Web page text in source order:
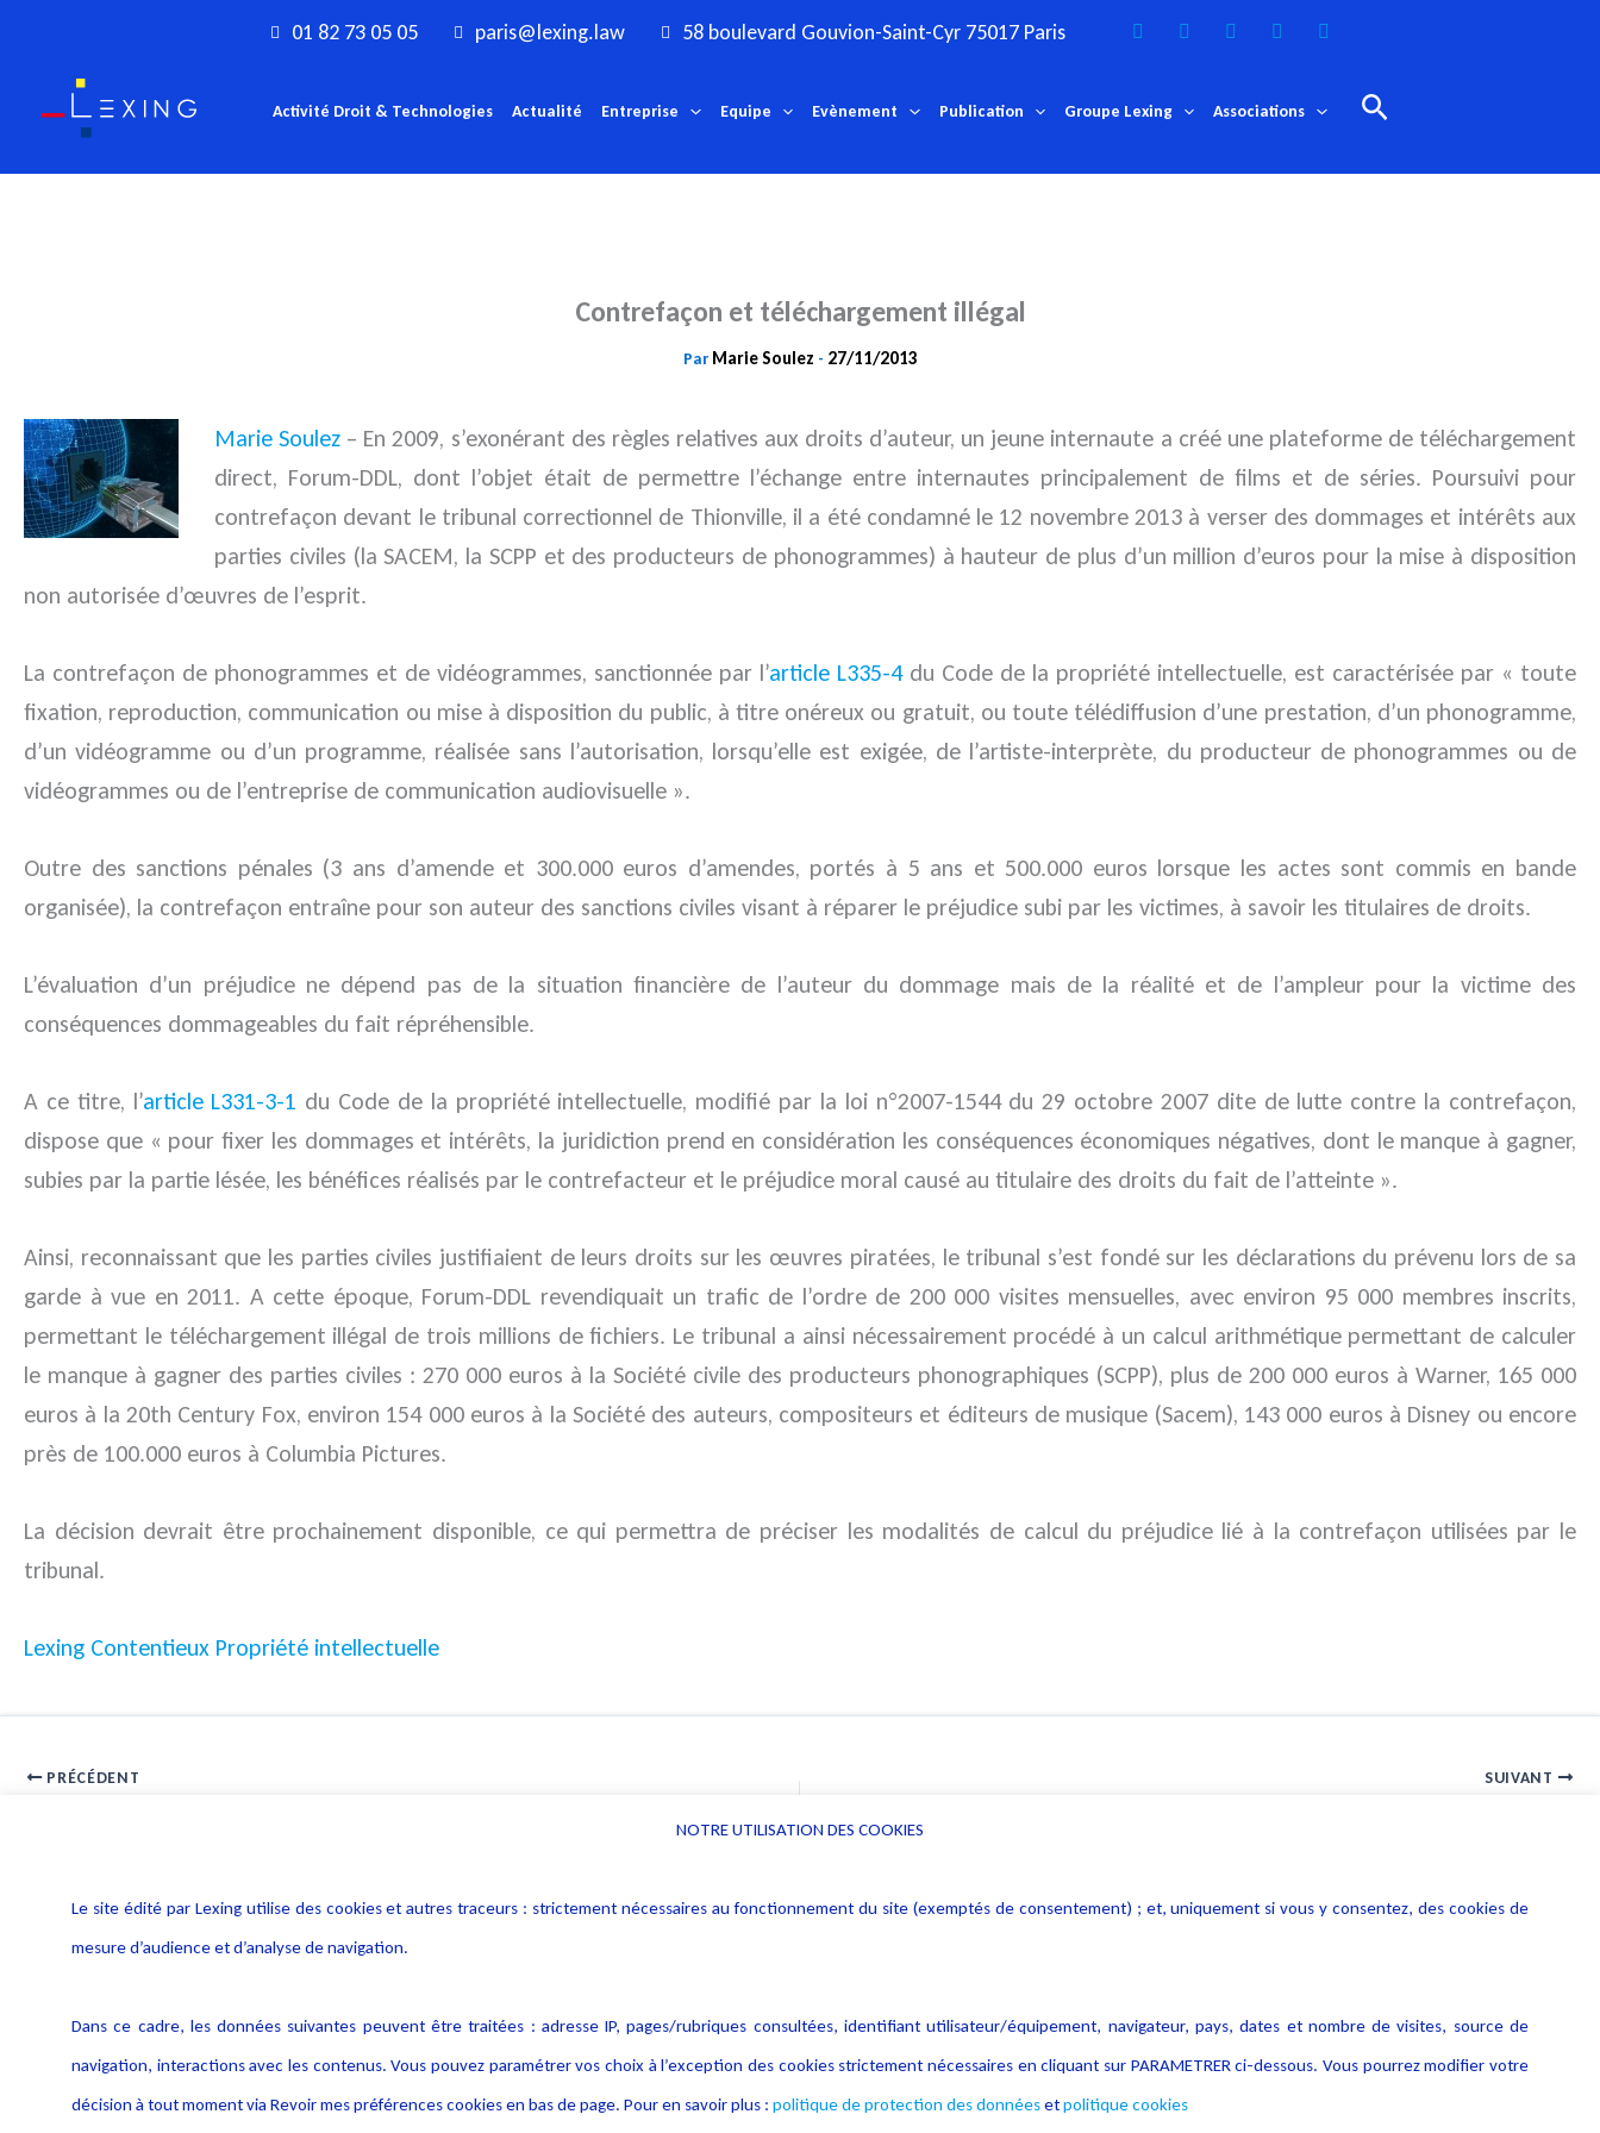
contenu
01 82 73 05 05 paris@lexing.law 58 boulevard Gouvion-Saint-Cyr 75017 Paris
Activité Droit & Technologies Actualité Entreprise Equipe Evènement Publication Groupe Lexing Associations Rechercher
Contrefaçon et téléchargement illégal
Par Marie Soulez - 27/11/2013
Marie Soulez – En 2009, s’exonérant des règles relatives aux droits d’auteur, un jeune internaute a créé une plateforme de téléchargement
direct, Forum-DDL, dont l’objet était de permettre l’échange entre internautes principalement de films et de séries. Poursuivi pour
contrefaçon devant le tribunal correctionnel de Thionville, il a été condamné le 12 novembre 2013 à verser des dommages et intérêts aux
parties civiles (la SACEM, la SCPP et des producteurs de phonogrammes) à hauteur de plus d’un million d’euros pour la mise à disposition
non autorisée d’œuvres de l’esprit.
La contrefaçon de phonogrammes et de vidéogrammes, sanctionnée par l’article L335-4du Code de la propriété intellectuelle, est caractérisée par « toute
fixation, reproduction, communication ou mise à disposition du public, à titre onéreux ou gratuit, ou toute télédiffusion d’une prestation, d’un phonogramme,
d’un vidéogramme ou d’un programme, réalisée sans l’autorisation, lorsqu’elle est exigée, de l’artiste-interprète, du producteur de phonogrammes ou de
vidéogrammes ou de l’entreprise de communication audiovisuelle ».
Outre des sanctions pénales (3 ans d’amende et 300.000 euros d’amendes, portés à 5 ans et 500.000 euros lorsque les actes sont commis en bande
organisée), la contrefaçon entraîne pour son auteur des sanctions civiles visant à réparer le préjudice subi par les victimes, à savoir les titulaires de droits.
L’évaluation d’un préjudice ne dépend pas de la situation financière de l’auteur du dommage mais de la réalité et de l’ampleur pour la victime des
conséquences dommageables du fait répréhensible.
A ce titre, l’article L331-3-1 du Code de la propriété intellectuelle, modifié par la loi n°2007-1544 du 29 octobre 2007 dite de lutte contre la contrefaçon,
dispose que « pour fixer les dommages et intérêts, la juridiction prend en considération les conséquences économiques négatives, dont le manque à gagner,
subies par la partie lésée, les bénéfices réalisés par le contrefacteur et le préjudice moral causé au titulaire des droits du fait de l’atteinte ».
Ainsi, reconnaissant que les parties civiles justifiaient de leurs droits sur les œuvres piratées, le tribunal s’est fondé sur les déclarations du prévenu lors de sa
garde à vue en 2011. A cette époque, Forum-DDL revendiquait un trafic de l’ordre de 200 000 visites mensuelles, avec environ 95 000 membres inscrits,
permettant le téléchargement illégal de trois millions de fichiers. Le tribunal a ainsi nécessairement procédé à un calcul arithmétique permettant de calculer
le manque à gagner des parties civiles : 270 000 euros à la Société civile des producteurs phonographiques (SCPP), plus de 200 000 euros à Warner, 165 000
euros à la 20th Century Fox, environ 154 000 euros à la Société des auteurs, compositeurs et éditeurs de musique (Sacem), 143 000 euros à Disney ou encore
près de 100.000 euros à Columbia Pictures.
La décision devrait être prochainement disponible, ce qui permettra de préciser les modalités de calcul du préjudice lié à la contrefaçon utilisées par le
tribunal.
Lexing Contentieux Propriété intellectuelle
PRÉCÉDENT SUIVANT
données
Politique cookies
NOTRE UTILISATION DES COOKIES
Le site édité par Lexing utilise des cookies et autres traceurs : strictement nécessaires au fonctionnement du site (exemptés de consentement) ; et, uniquement si vous y consentez, des cookies de
mesure d’audience et d’analyse de navigation.
Dans ce cadre, les données suivantes peuvent être traitées : adresse IP, pages/rubriques consultées, identifiant utilisateur/équipement, navigateur, pays, dates et nombre de visites, source de
navigation, interactions avec les contenus. Vous pouvez paramétrer vos choix à l’exception des cookies strictement nécessaires en cliquant sur PARAMETRER ci-dessous. Vous pourrez modifier votre
décision à tout moment via Revoir mes préférences cookies en bas de page. Pour en savoir plus : politique de protection des donnéesetpolitique cookies